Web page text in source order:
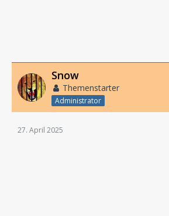
Snow
Themenstarter
Administrator
27. April 2025